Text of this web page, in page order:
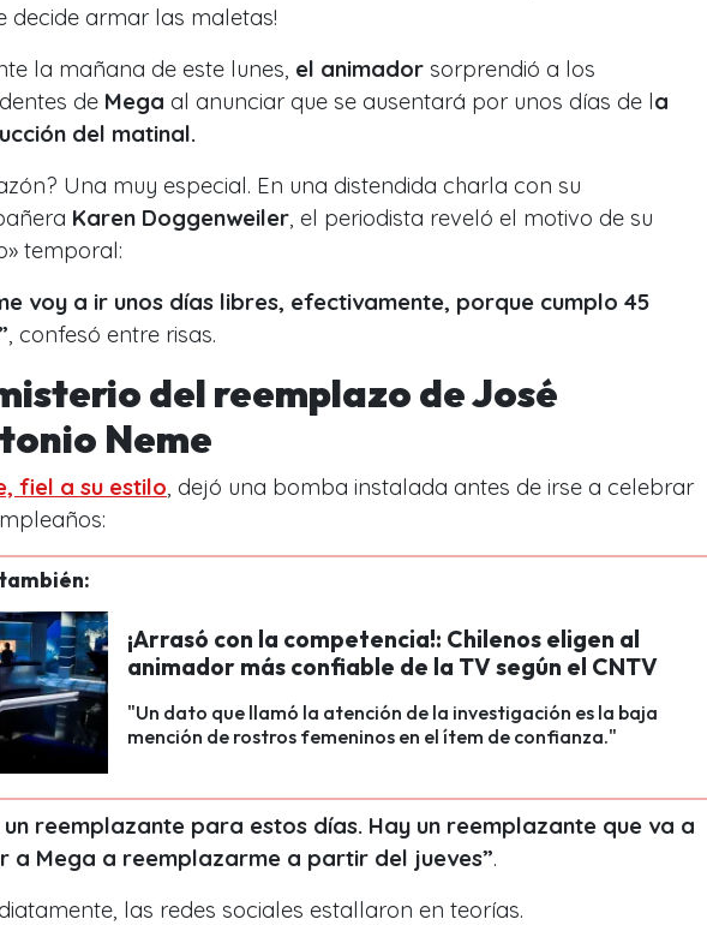
decide armar las maletas!
la mañana de este lunes, el animador sorprendió a los
de Mega al anunciar que se ausentará por unos días de la
del matinal.
Una muy especial. En una distendida charla con su
Karen Doggenweiler , el periodista reveló el motivo de su
temporal:
voy a ir unos días libres, efectivamente, porque cumplo 45
, confesó entre risas.
del reemplazo de José
Neme
fiel a su estilo , dejó una bomba instalada antes de irse a celebrar
¡Arrasó con la competencia!: Chilenos eligen al
animador más confiable de la TV según el CNTV
"Un dato que llamó la atención de la investigación es la baja
mención de rostros femeninos en el ítem de confianza."
un reemplazante para estos días. Hay un reemplazante que va a
a Mega a reemplazarme a partir del jueves”.
las redes sociales estallaron en teorías.